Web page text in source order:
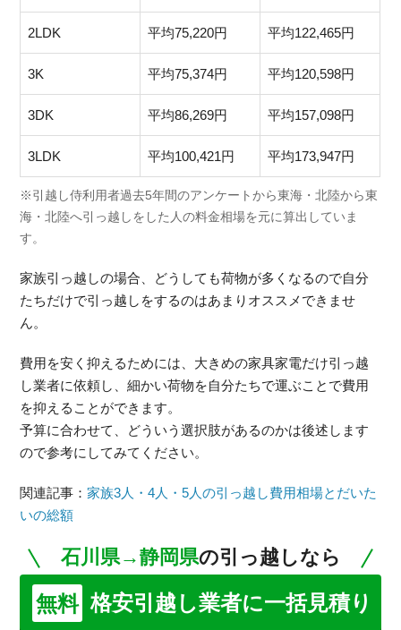
2LDK 平均75,220円 平均122,465円
3K 平均75,374円 平均120,598円
3DK 平均86,269円 平均157,098円
3LDK 平均100,421円 平均173,947円
※引越し侍利用者過去5年間のアンケートから東海・北陸から東
海・北陸へ引っ越しをした人の料金相場を元に算出していま
す。
家族引っ越しの場合、どうしても荷物が多くなるので自分
たちだけで引っ越しをするのはあまりオススメできませ
ん。
費用を安く抑えるためには、大きめの家具家電だけ引っ越
し業者に依頼し、細かい荷物を自分たちで運ぶことで費用
を抑えることができます。
予算に合わせて、どういう選択肢があるのかは後述します
ので参考にしてみてください。
関連記事：家族3人・4人・5人の引っ越し費用相場とだいた
いの総額
石川県→静岡県の引っ越しなら
無料 格安引越し業者に一括見積り